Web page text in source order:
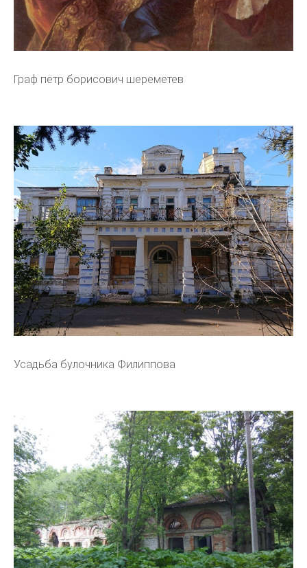
Граф пётр борисович шереметев
Усадьба булочника Филиппова